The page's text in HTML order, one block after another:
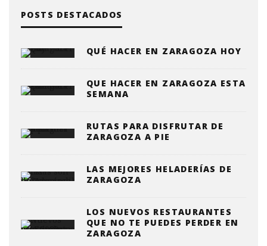
POSTS DESTACADOS
QUÉ HACER EN ZARAGOZA HOY
QUE HACER EN ZARAGOZA ESTA
SEMANA
RUTAS PARA DISFRUTAR DE
ZARAGOZA A PIE
LAS MEJORES HELADERÍAS DE
ZARAGOZA
LOS NUEVOS RESTAURANTES
QUE NO TE PUEDES PERDER EN
ZARAGOZA